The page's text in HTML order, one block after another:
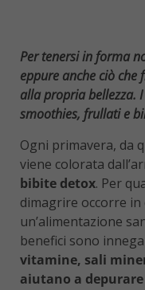
Per tenersi in forma
eppure anche ciò che
alla propria bellezza.
smoothies, frullati e
Ogni primavera, da
viene colorata
bibite detox. Per
dimagrire occorre
un’alimentazione
benefici sono
vitamine, sali
aiutano a depurare